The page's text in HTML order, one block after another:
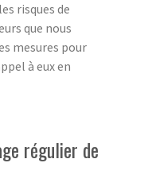
risques de
que nous
mesures pour
à eux en
régulier de